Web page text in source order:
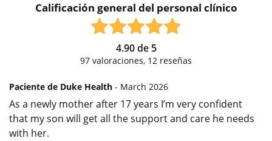
Calificación general del personal clínico
4.90de 5
97 valoraciones, 12 reseñas
Paciente de Duke Health - March 2026
As a newly mother after 17 years I’m very confident
that my son will get all the support and care he needs
with her.